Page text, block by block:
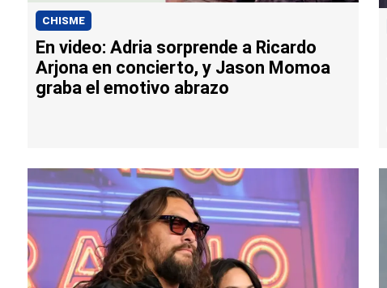
CHISME
En video: Adria sorprende a Ricardo
Arjona en concierto, y Jason Momoa
graba el emotivo abrazo